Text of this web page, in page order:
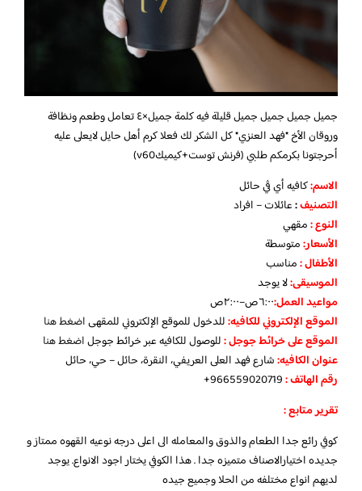
جميل جميل جميل جميل قليلة فيه كلمة جميل×٤ تعامل وطعم ونظافة
وروقان الأخ *فهد العنزي* كل الشكر لك فعلا كرم أهل حايل لايعلى عليه
أحرجتونا بكرمكم طلبي (فرنش توست+كيميكv60)
الاسم:كافيه أي ڤي حائل
التصنيف:عائلات – افراد
النوع :مقهي
الأسعار:متوسطة
الأطفال:مناسب
الموسيقى:لا يوجد
مواعيد العمل:٦:٠٠ص–٢:٠٠ص
الموقع الإلكتروني للكافيه:للدخول للموقع الإلكتروني للمقهىاضغط هنا
الموقع على خرائط جوجل:للوصول للكافيه عبر خرائط جوجلاضغط هنا
عنوان الكافيه:شارع فهد العلى العريفي، النقرة، حائل – حي، حائل
رقم الهاتف :966559020719+
تقرير متابع :
كوفي رائع جدا الطعام والذوق والمعامله الى اعلى درجه نوعيه القهوه ممتاز و
جديده اختيارالاصناف متميزه جدا . هذا الكوفي يختار اجود الانواع. يوجد
لديهم انواع مختلفه من الحلا وجميع جيده